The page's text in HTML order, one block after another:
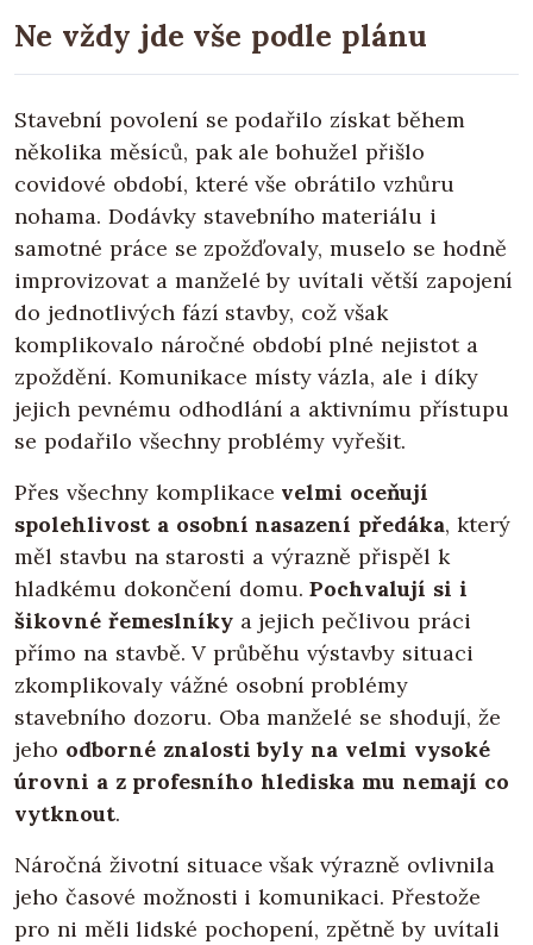
Ne vždy jde vše podle plánu
Stavební povolení se podařilo získat během
několika měsíců, pak ale bohužel přišlo
covidové období, které vše obrátilo vzhůru
nohama. Dodávky stavebního materiálu i
samotné práce se zpožďovaly, muselo se hodně
improvizovat a manželé by uvítali větší zapojení
do jednotlivých fází stavby, což však
komplikovalo náročné období plné nejistot a
zpoždění. Komunikace místy vázla, ale i díky
jejich pevnému odhodlání a aktivnímu přístupu
se podařilo všechny problémy vyřešit.
Přes všechny komplikace velmi oceňují
spolehlivost a osobní nasazení předáka, který
měl stavbu na starosti a výrazně přispěl k
hladkému dokončení domu.Pochvalují si i
šikovné řemeslníkya jejich pečlivou práci
přímo na stavbě. V průběhu výstavby situaci
zkomplikovaly vážné osobní problémy
stavebního dozoru. Oba manželé se shodují, že
jeho odborné znalosti byly na velmi vysoké
úrovni a z profesního hlediska mu nemají co
vytknout.
Náročná životní situace však výrazně ovlivnila
jeho časové možnosti i komunikaci. Přestože
pro ni měli lidské pochopení, zpětně by uvítali